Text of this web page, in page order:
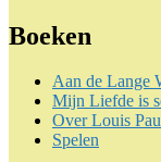
Boeken
Aan de Lange
Mijn Liefde is
Over Louis
Spelen